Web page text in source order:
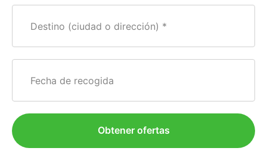
Destino (ciudad o dirección)
Fecha de recogida
Obtener ofertas